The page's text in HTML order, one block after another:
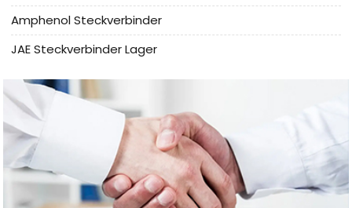
Amphenol Steckverbinder
JAE Steckverbinder Lager